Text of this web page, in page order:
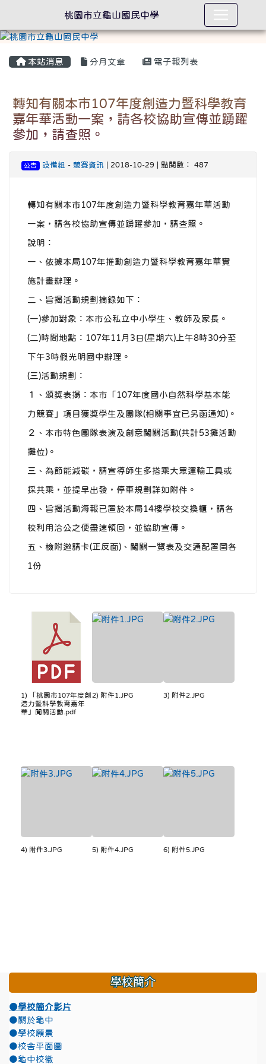
本站消息 分月文章 電子報列表
轉知有關本市107年度創造力暨科學教育
嘉年華活動一案，請各校協助宣傳並踴躍
參加，請查照。
公告 設備組 - 競賽資訊| 2018-10-29 | 點閱數： 487
轉知有關本市107年度創造力暨科學教育嘉年華活動
一案，請各校協助宣傳並踴躍參加，請查照。
說明：
一、依據本局107年推動創造力暨科學教育嘉年華實
施計畫辦理。
二、旨揭活動規劃摘錄如下：
(一)參加對象：本市公私立中小學生、教師及家長。
(二)時間地點：107年11月3日(星期六)上午8時30分至
下午3時假光明國中辦理。
(三)活動規劃：
１、頒獎表揚：本市「107年度國小自然科學基本能
力競賽」項目獲獎學生及團隊(相關事宜已另函通知)。
２、本市特色團隊表演及創意闖關活動(共計53攤活動
攤位)。
三、為節能減碳，請宣導師生多搭乘大眾運輸工具或
採共乘，並提早出發，停車規劃詳如附件。
四、旨揭活動海報已置於本局14樓學校交換櫃，請各
校利用洽公之便盡速領回，並協助宣傳。
五、檢附邀請卡(正反面)、闖關一覽表及交通配置圖各
1份
1) 「桃園市107年度創
造力暨科學教育嘉年
華」闖關活動.pdf
2) 附件1.JPG 3) 附件2.JPG
4) 附件3.JPG 5) 附件4.JPG 6) 附件5.JPG
學校簡介
●學校簡介影片
●關於龜中
●學校願景
●校舍平面圖
●龜中校徽
桃園市立龜山國民中學